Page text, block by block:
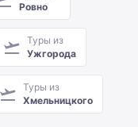
Ровно
Туры из
Ужгорода
Туры из
Хмельницкого